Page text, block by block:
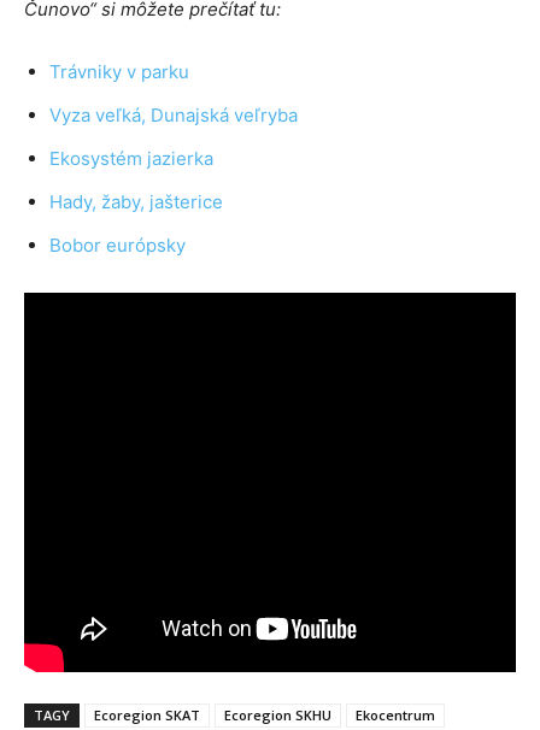
Čunovo“ si môžete prečítať tu:
Trávniky v parku
Vyza veľká, Dunajská veľryba
Ekosystém jazierka
Hady, žaby, jašterice
Bobor európsky
TAGY Ecoregion SKAT Ecoregion SKHU
Ekocentrum